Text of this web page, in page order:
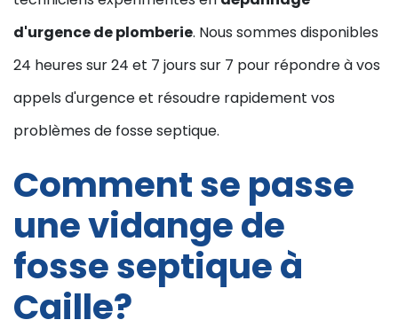
d'urgence de plomberie. Nous sommes disponibles
24 heures sur 24 et 7 jours sur 7 pour répondre à vos
appels d'urgence et résoudre rapidement vos
problèmes de fosse septique.
Comment se passe
une vidange de
fosse septique à
Caille?